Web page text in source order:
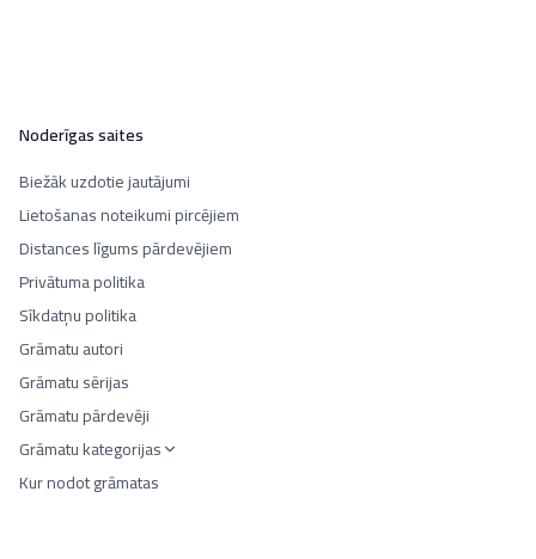
Noderīgas saites
Biežāk uzdotie jautājumi
Lietošanas noteikumi pircējiem
Distances līgums pārdevējiem
Privātuma politika
Sīkdatņu politika
Grāmatu autori
Grāmatu sērijas
Grāmatu pārdevēji
Grāmatu kategorijas
Kur nodot grāmatas